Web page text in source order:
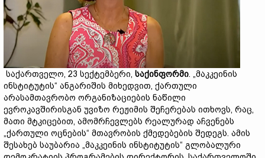
საქართველო, 23 სექტემბერი, საქინფორმი. „მაკკეინის
ინსტიტუტის“ ანგარიშის მიხედვით, ქართული
არასამთავრობო ორგანიზაციების ნაწილი
ევროკავშირისგან უვიზო რეჟიმის შეჩერებას ითხოვს, რაც,
მათი მტკიცებით, ამომრჩევლებს რეალურად აჩვენებს
„ქართული ოცნების“ მთავრობის ქმედებების შედეგს. ამის
შესახებ საუბარია „მაკკეინის ინსტიტუტის“ გლობალური